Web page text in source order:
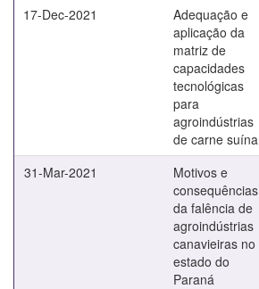
17-Dec-2021
Adequação e
aplicação da
matriz de
capacidades
tecnológicas
para
agroindústrias
de carne suína
31-Mar-2021
Motivos e
consequências
da falência de
agroindústrias
canavieiras no
estado do
Paraná